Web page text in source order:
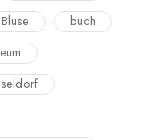
Bluse
buch